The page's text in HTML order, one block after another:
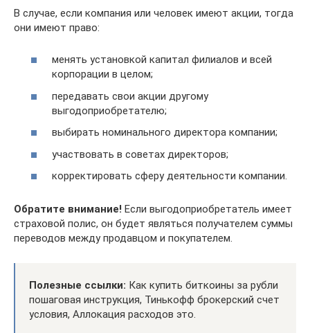
В случае, если компания или человек имеют акции, тогда
они имеют право:
менять установкой капитал филиалов и всей
корпорации в целом;
передавать свои акции другому
выгодоприобретателю;
выбирать номинального директора компании;
участвовать в советах директоров;
корректировать сферу деятельности компании.
Обратите внимание! Если выгодоприобретатель имеет
страховой полис, он будет являться получателем суммы
переводов между продавцом и покупателем.
Полезные ссылки: Как купить биткоины за рубли
пошаговая инструкция, Тинькофф брокерский счет
условия, Аллокация расходов это.